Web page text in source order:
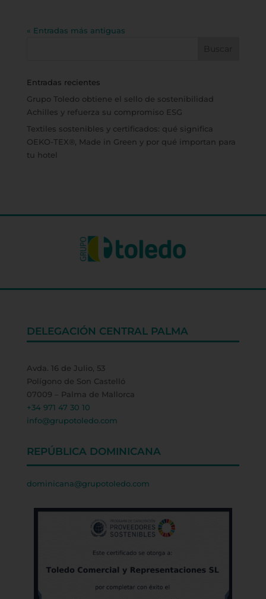
« Entradas más antiguas
Entradas recientes
Grupo Toledo obtiene el sello de sostenibilidad
Achilles y refuerza su compromiso ESG
Textiles sostenibles y certificados: qué significa
OEKO-TEX®, Made in Green y por qué importan para
tu hotel
DELEGACIÓN CENTRAL PALMA
Avda. 16 de Julio, 53
Polígono de Son Castelló
07009 – Palma de Mallorca
+34 971 47 30 10
info@grupotoledo.com
REPÚBLICA DOMINICANA
dominicana@grupotoledo.com